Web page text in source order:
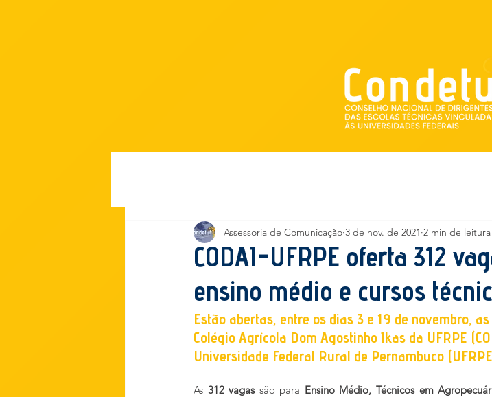
CODAI-UFRPE oferta 312
ensino médio e cursos
Assessoria de Comunicação 3 de nov. de 2021 2 min de leitura
Estão abertas, entre os dias 3 e 19 de novembro,
Colégio Agrícola Dom Agostinho Ikas da UFRPE
Universidade Federal Rural de Pernambuco
As 312 vagas são para Ensino Médio, Técnicos em